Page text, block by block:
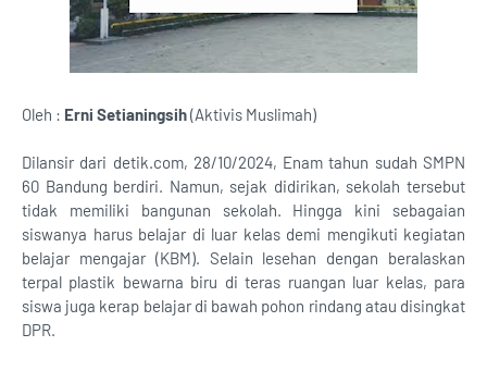
Oleh : Erni Setianingsih(Aktivis Muslimah)
Dilansir dari detik.com, 28/10/2024, Enam tahun sudah SMPN
60 Bandung berdiri. Namun, sejak didirikan, sekolah tersebut
tidak memiliki bangunan sekolah. Hingga kini sebagaian
siswanya harus belajar di luar kelas demi mengikuti kegiatan
belajar mengajar (KBM). Selain lesehan dengan beralaskan
terpal plastik bewarna biru di teras ruangan luar kelas, para
siswa juga kerap belajar di bawah pohon rindang atau disingkat
DPR.